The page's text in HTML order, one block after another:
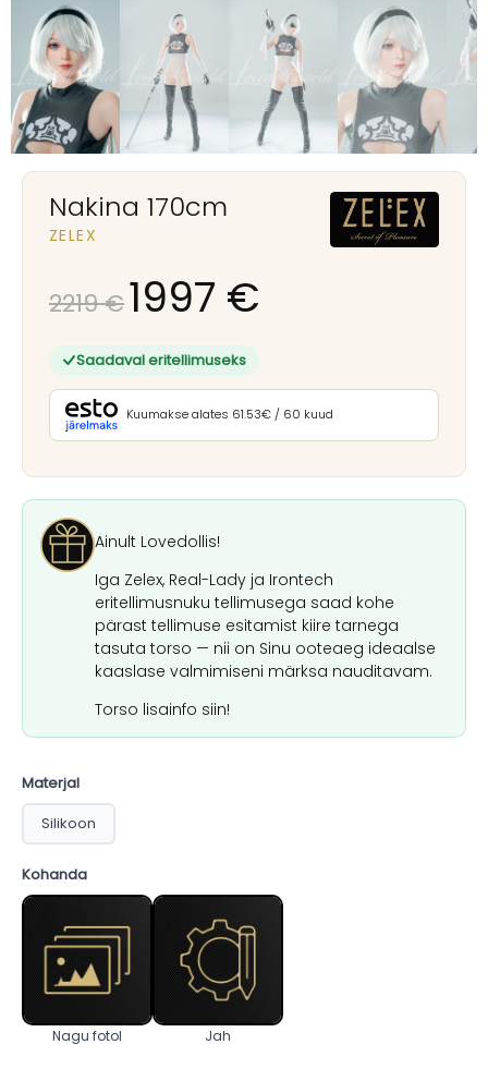
Nakina 170cm
ZELEX
2219€1997 €
Saadaval eritellimuseks
Kuumakse alates 61.53€ / 60 kuud
Ainult Lovedollis!
Iga Zelex, Real-Lady ja Irontech
eritellimusnuku tellimusega saad kohe
pärast tellimuse esitamist kiire tarnega
tasuta torso — nii on Sinu ooteaeg ideaalse
kaaslase valmimiseni märksa nauditavam.
Torso lisainfo siin!
Materjal
Silikoon
Kohanda
Nagu fotol Jah